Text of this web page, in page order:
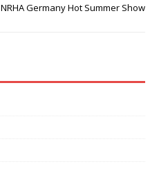
NRHA Germany Hot Summer Show